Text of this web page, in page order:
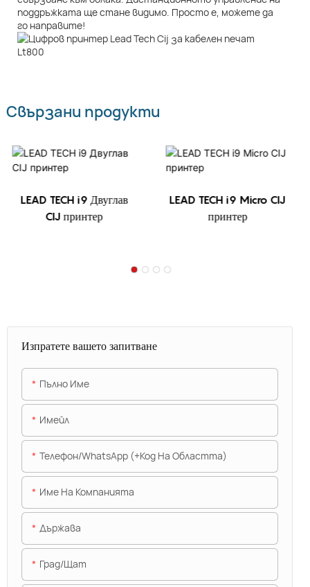
поддръжката ще стане видимо. Просто е, можете да
го направите!
Свързани продукти
LEAD TECH i9 Двуглав
CIJ принтер
LEAD TECH i9 Micro CIJ
принтер
Изпратете вашето запитване
Пълно Име
Имейл
Телефон/WhatsApp (+Код На Областта)
Име На Компанията
Държава
Град/щат